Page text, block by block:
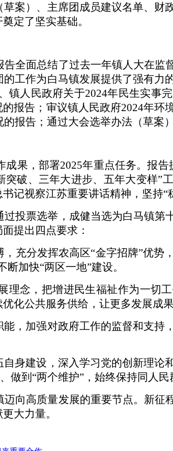
案）、主席团成员建议名单、财
定了坚实基础。
告全面总结了过去一年镇人大在
工作为白马镇发展提供了强有力
镇人民政府关于2024年民生实事
报告；审议镇人民政府2024年环
报告；通过大会选举办法（草案
成果，部署2025年重点任务。报
破、三年大进步、五年大变样”
记视察江苏重要讲话精神，坚持“
投票选举，成健当选为白马镇第
提出四点要求：
，充分发挥农高区“金字招牌”优势
加快“两区一地”建设。
念，把增进民生福祉作为一切
化公共服务供给，让更多发展成果
，加强对政府工作的监督和支持
身建设，深入学习党的创新理论
做到“两个维护”，始终保持同人
向高质量发展的重要节点。新
大力量。